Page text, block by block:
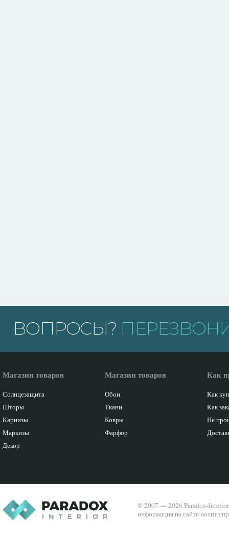
ВОПРОСЫ?
Магазин товаров
Солнцезащита
Шторы
Карнизы
Маркизы
Декор
Магазин товаров
Обои
Ткани
Ковры
Фарфор
Как
Как
Как
Не
© 2007 — 2026 Paradox-
информация на сайте носит